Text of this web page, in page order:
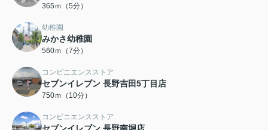
365ｍ（5分）
幼稚園
みかさ幼稚園
560ｍ（7分）
コンビニエンスストア
セブンイレブン 長野吉田5丁目店
750ｍ（10分）
コンビニエンスストア